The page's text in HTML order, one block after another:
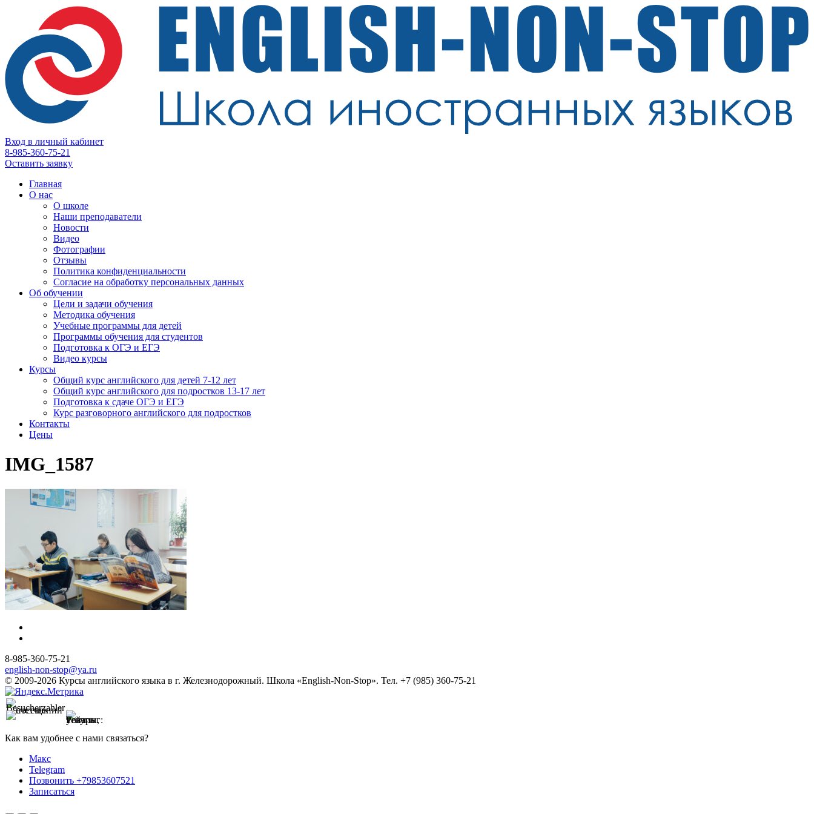
Вход в личный кабинет
8-985-360-75-21
Оставить заявку
Главная
О нас
О школе
Наши преподаватели
Новости
Видео
Фотографии
Отзывы
Политика конфиденциальности
Согласие на обработку персональных данных
Об обучении
Цели и задачи обучения
Методика обучения
Учебные программы для детей
Программы обучения для студентов
Подготовка к ОГЭ и ЕГЭ
Видео курсы
Курсы
Общий курс английского для детей 7-12 лет
Общий курс английского для подростков 13-17 лет
Подготовка к сдаче ОГЭ и ЕГЭ
Курс разговорного английского для подростков
Контакты
Цены
IMG_1587
8-985-360-75-21
english-non-stop@ya.ru
© 2009-2026 Курсы английского языка в г. Железнодорожный. Школа «English-Non-Stop». Тел. +7 (985) 360-75-21
Как вам удобнее с нами связаться?
Макс
Telegram
Позвонить +79853607521
Записаться